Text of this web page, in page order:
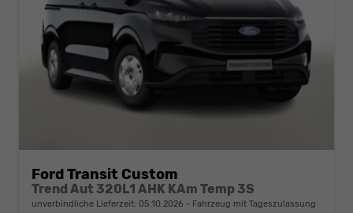
Ford Transit Custom
Trend Aut 320L1 AHK KAm Temp 3S
unverbindliche Lieferzeit: 05.10.2026 Fahrzeug mit Tageszulassung